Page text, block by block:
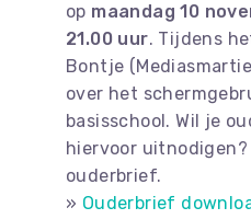
op maandag 10
21.00 uur. Tijdens
Bontje
over het
basisschool. Wil je
hiervoor uitnodigen?
ouderbrief.
» Ouderbrief